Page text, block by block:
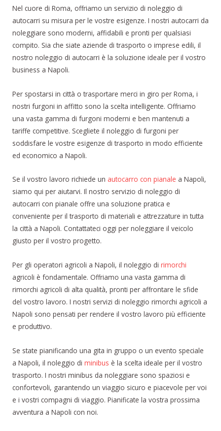
Nel cuore di Roma, offriamo un servizio di noleggio di
autocarri su misura per le vostre esigenze. I nostri autocarri da
noleggiare sono moderni, affidabili e pronti per qualsiasi
compito. Sia che siate aziende di trasporto o imprese edili, il
nostro noleggio di autocarri è la soluzione ideale per il vostro
business a Napoli.
Per spostarsi in città o trasportare merci in giro per Roma, i
nostri furgoni in affitto sono la scelta intelligente. Offriamo
una vasta gamma di furgoni moderni e ben mantenuti a
tariffe competitive. Scegliete il noleggio di furgoni per
soddisfare le vostre esigenze di trasporto in modo efficiente
ed economico a Napoli.
Se il vostro lavoro richiede un autocarro con pianale a Napoli,
siamo qui per aiutarvi. Il nostro servizio di noleggio di
autocarri con pianale offre una soluzione pratica e
conveniente per il trasporto di materiali e attrezzature in tutta
la città a Napoli. Contattateci oggi per noleggiare il veicolo
giusto per il vostro progetto.
Per gli operatori agricoli a Napoli, il noleggio di rimorchi
agricoli è fondamentale. Offriamo una vasta gamma di
rimorchi agricoli di alta qualità, pronti per affrontare le sfide
del vostro lavoro. I nostri servizi di noleggio rimorchi agricoli a
Napoli sono pensati per rendere il vostro lavoro più efficiente
e produttivo.
Se state pianificando una gita in gruppo o un evento speciale
a Napoli, il noleggio di minibus è la scelta ideale per il vostro
trasporto. I nostri minibus da noleggiare sono spaziosi e
confortevoli, garantendo un viaggio sicuro e piacevole per voi
e i vostri compagni di viaggio. Pianificate la vostra prossima
avventura a Napoli con noi.